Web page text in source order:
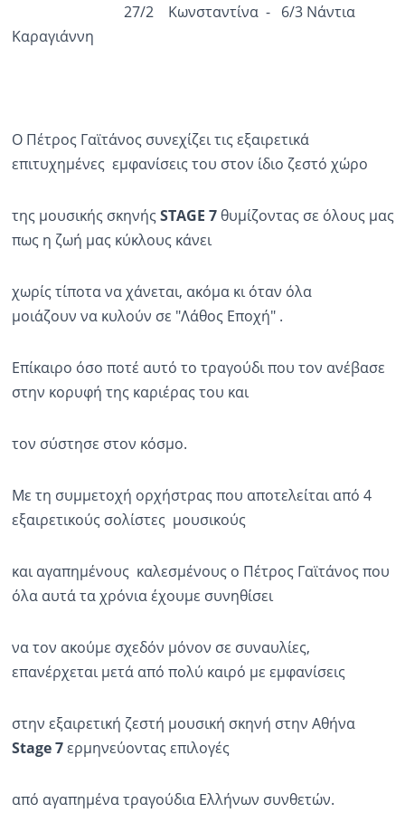
27/2 Κωνσταντίνα - 6/3 Νάντια
Καραγιάννη
Ο Πέτρος Γαϊτάνος συνεχίζει τις εξαιρετικά
επιτυχημένες εμφανίσεις του στον ίδιο ζεστό χώρο
της μουσικής σκηνής STAGE 7θυμίζοντας σε όλους μας
πως η ζωή μας κύκλους κάνει
χωρίς τίποτα να χάνεται, ακόμα κι όταν όλα
μοιάζουν να κυλούν σε "Λάθος Εποχή" .
Επίκαιρο όσο ποτέ αυτό το τραγούδι που τον ανέβασε
στην κορυφή της καριέρας του και
τον σύστησε στον κόσμο.
Με τη συμμετοχή ορχήστρας που αποτελείται από 4
εξαιρετικούς σολίστες μουσικούς
και αγαπημένους καλεσμένους ο Πέτρος Γαϊτάνος που
όλα αυτά τα χρόνια έχουμε συνηθίσει
να τον ακούμε σχεδόν μόνον σε συναυλίες,
επανέρχεται μετά από πολύ καιρό με εμφανίσεις
στην εξαιρετική ζεστή μουσική σκηνή στην Αθήνα
Stage7ερμηνεύοντας επιλογές
από αγαπημένα τραγούδια Ελλήνων συνθετών.